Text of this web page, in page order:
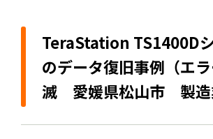
TeraStation TS1400D
のデータ復旧事例（エ
滅 愛媛県松山市 製造